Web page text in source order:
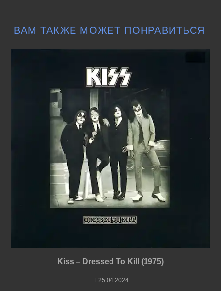
ВАМ ТАКЖЕ МОЖЕТ ПОНРАВИТЬСЯ
Kiss – Dressed To Kill (1975)
25.04.2024